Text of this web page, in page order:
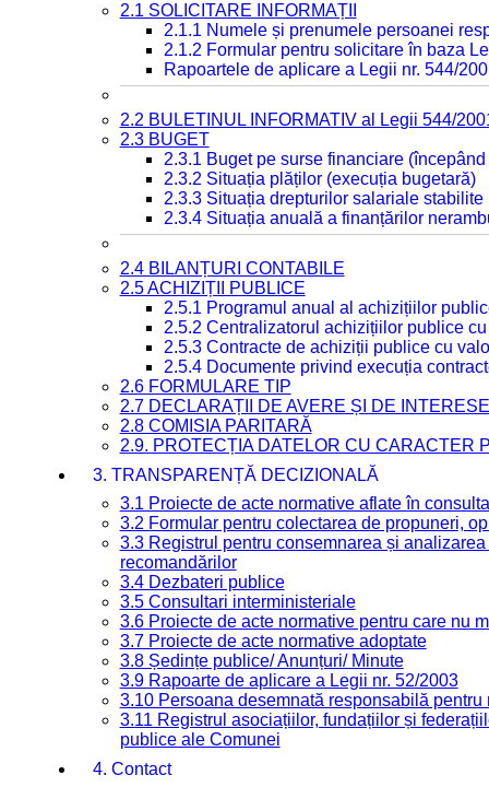
2.1 SOLICITARE INFORMAȚII
2.1.1 Numele și prenumele persoanei
2.1.2 Formular pentru solicitare în baza
Rapoartele de aplicare a Legii nr. 544/
2.2 BULETINUL INFORMATIV al Legii 544/
2.3 BUGET
2.3.1 Buget pe surse financiare
2.3.2 Situația plăților (execuția bugetară)
2.3.3 Situația drepturilor salariale
2.3.4 Situația anuală a finanțărilor
2.4 BILANȚURI CONTABILE
2.5 ACHIZIȚII PUBLICE
2.5.1 Programul anual al achizițiilor
2.5.2 Centralizatorul achizițiilor publice
2.5.3 Contracte de achiziții publice cu
2.5.4 Documente privind execuția
2.6 FORMULARE TIP
2.7 DECLARAȚII DE AVERE ȘI DE INTERESE
2.8 COMISIA PARITARĂ
2.9. PROTECȚIA DATELOR CU CARACTER
3. TRANSPARENȚĂ DECIZIONALĂ
3.1 Proiecte de acte normative aflate în
3.2 Formular pentru colectarea de propuneri,
3.3 Registrul pentru consemnarea și
recomandărilor
3.4 Dezbateri publice
3.5 Consultari interministeriale
3.6 Proiecte de acte normative pentru care nu
3.7 Proiecte de acte normative adoptate
3.8 Ședințe publice/ Anunțuri/ Minute
3.9 Rapoarte de aplicare a Legii nr. 52/2003
3.10 Persoana desemnată responsabilă
3.11 Registrul asociațiilor, fundațiilor și
publice ale Comunei
4. Contact